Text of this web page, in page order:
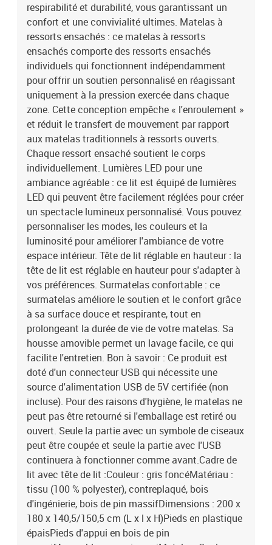
:Couleur : blancMatériau : tissu (100 % polyester)Matériau de
remplissage : mousseDimensions : 180 x 200 x 5 cm (l x L x
H)Housse amovible et lavableBande LED :Longueur : 55
cmTension : c.c. 5 VLongueur du câble USB : 150 cmLongueur du
câble d'alimentation : 30 cmIndice IP : IP65Avec symbole de coupe
à ciseauxLa livraison contient :1 x cadre de lit2 x tête de lit1 x
matelas1 x surmatelas2 x bande à LED
respirabilité et durabilité, vous garantissant un
confort et une convivialité ultimes. Matelas à
ressorts ensachés : ce matelas à ressorts
ensachés comporte des ressorts ensachés
individuels qui fonctionnent indépendamment
pour offrir un soutien personnalisé en réagissant
uniquement à la pression exercée dans chaque
zone. Cette conception empêche « l'enroulement »
et réduit le transfert de mouvement par rapport
aux matelas traditionnels à ressorts ouverts.
Chaque ressort ensaché soutient le corps
individuellement. Lumières LED pour une
ambiance agréable : ce lit est équipé de lumières
LED qui peuvent être facilement réglées pour créer
un spectacle lumineux personnalisé. Vous pouvez
personnaliser les modes, les couleurs et la
luminosité pour améliorer l'ambiance de votre
espace intérieur. Tête de lit réglable en hauteur : la
tête de lit est réglable en hauteur pour s'adapter à
vos préférences. Surmatelas confortable : ce
surmatelas améliore le soutien et le confort grâce
à sa surface douce et respirante, tout en
prolongeant la durée de vie de votre matelas. Sa
housse amovible permet un lavage facile, ce qui
facilite l'entretien. Bon à savoir : Ce produit est
doté d'un connecteur USB qui nécessite une
source d'alimentation USB de 5V certifiée (non
incluse). Pour des raisons d'hygiène, le matelas ne
peut pas être retourné si l'emballage est retiré ou
ouvert. Seule la partie avec un symbole de ciseaux
peut être coupée et seule la partie avec l'USB
continuera à fonctionner comme avant.Cadre de
lit avec tête de lit :Couleur : gris foncéMatériau :
tissu (100 % polyester), contreplaqué, bois
d'ingénierie, bois de pin massifDimensions : 200 x
180 x 140,5/150,5 cm (L x l x H)Pieds en plastique
épaisPieds d'appui en bois de pin